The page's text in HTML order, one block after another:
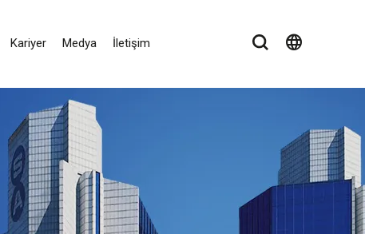
Kariyer Medya İletişim language